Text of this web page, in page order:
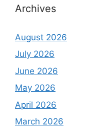
Archives
August 2026
July 2026
June 2026
May 2026
April 2026
March 2026